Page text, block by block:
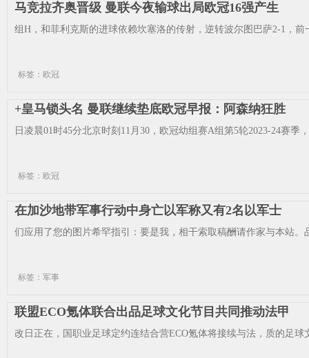
马竞拉齐奥晋级 曼联今夜输球出局欧冠16强产生
组H，和菲利克斯的进球依赖坎塞洛的传射，逆转波尔图巴萨2-1，
标签：欧冠
+皇马锁头名 曼联继续垫底欧冠早报：阿森纳狂胜
日凌晨01时45分北京时刻11月30，欧冠幼组赛A组第5轮2023-24赛
标签：欧冠
在加沙地带军事行动中身亡以军称又有2名以军士
们应用了您的图片希罕指引：要是我，相干索取稿酬请作家与本站
标签：军事
联盟ECO氪体联合出品足球文化节目共同推动法甲
改日正在，国职业足球定约连结合营ECO氪体将接续与法，质的足